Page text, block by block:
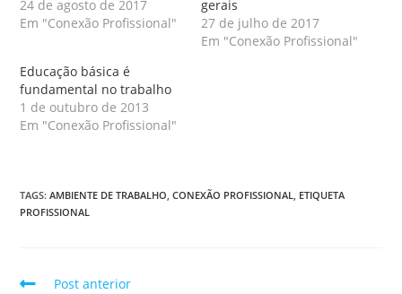
24 de agosto de 2017
Em "Conexão Profissional"
gerais
27 de julho de 2017
Em "Conexão Profissional"
Educação básica é
fundamental no trabalho
1 de outubro de 2013
Em "Conexão Profissional"
TAGS:AMBIENTE DE TRABALHO, CONEXÃO PROFISSIONAL, ETIQUETA
PROFISSIONAL
Post anterior